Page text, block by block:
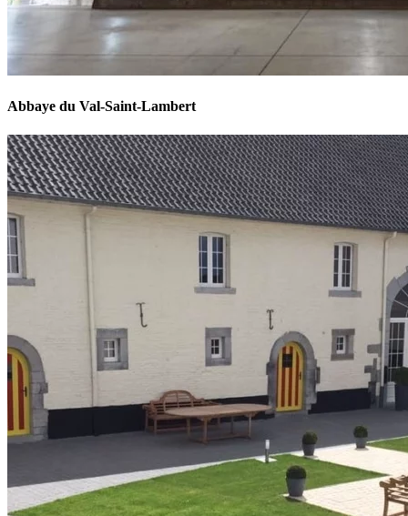
Abbaye du Val-Saint-Lambert